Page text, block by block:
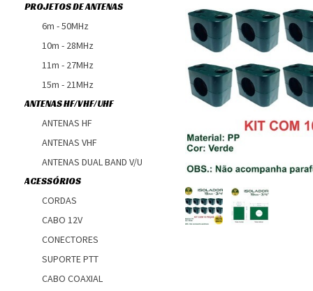
PROJETOS DE ANTENAS
6m - 50MHz
10m - 28MHz
11m - 27MHz
15m - 21MHz
ANTENAS HF/VHF/UHF
ANTENAS HF
ANTENAS VHF
ANTENAS DUAL BAND V/U
ACESSÓRIOS
CORDAS
CABO 12V
CONECTORES
SUPORTE PTT
CABO COAXIAL